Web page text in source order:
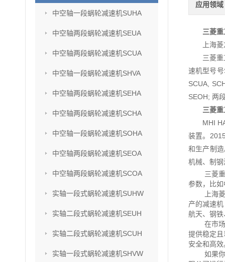
中空轴一段蜗轮减速机SUHA
中空轴两段蜗轮减速机SEUA
中空轴两段蜗轮减速机SCUA
中空轴一段蜗轮减速机SHVA
中空轴两段蜗轮减速机SEHA
中空轴两段蜗轮减速机SCHA
中空轴一段蜗轮减速机SOHA
中空轴两段蜗轮减速机SEOA
中空轴两段蜗轮减速机SCOA
实轴一段式蜗轮减速机SUHW
实轴二段式蜗轮减速机SEUH
实轴二段式蜗轮减速机SCUH
实轴一段式蜗轮减速机SHVW
应用领域
三菱
上海
三菱
速机型号
SCUA,
SEOH; 两
三菱
MHI
装置。
和生产制
机械、制
三菱
参数，比
上海
产的减速
航天、钢
在市
提供稳定
安全和高效
如果